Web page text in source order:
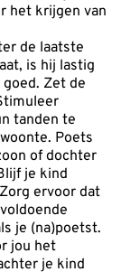
het krijgen van
de laatste
is hij lastig
Zet de
tanden te
Poets
of dochter
je kind
ervoor dat
je (na)poetst.
jou het
je kind